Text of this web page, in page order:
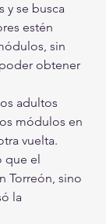
y se busca
estén
sin
obtener
adultos
módulos en
vuelta.
que el
Torreón, sino
la